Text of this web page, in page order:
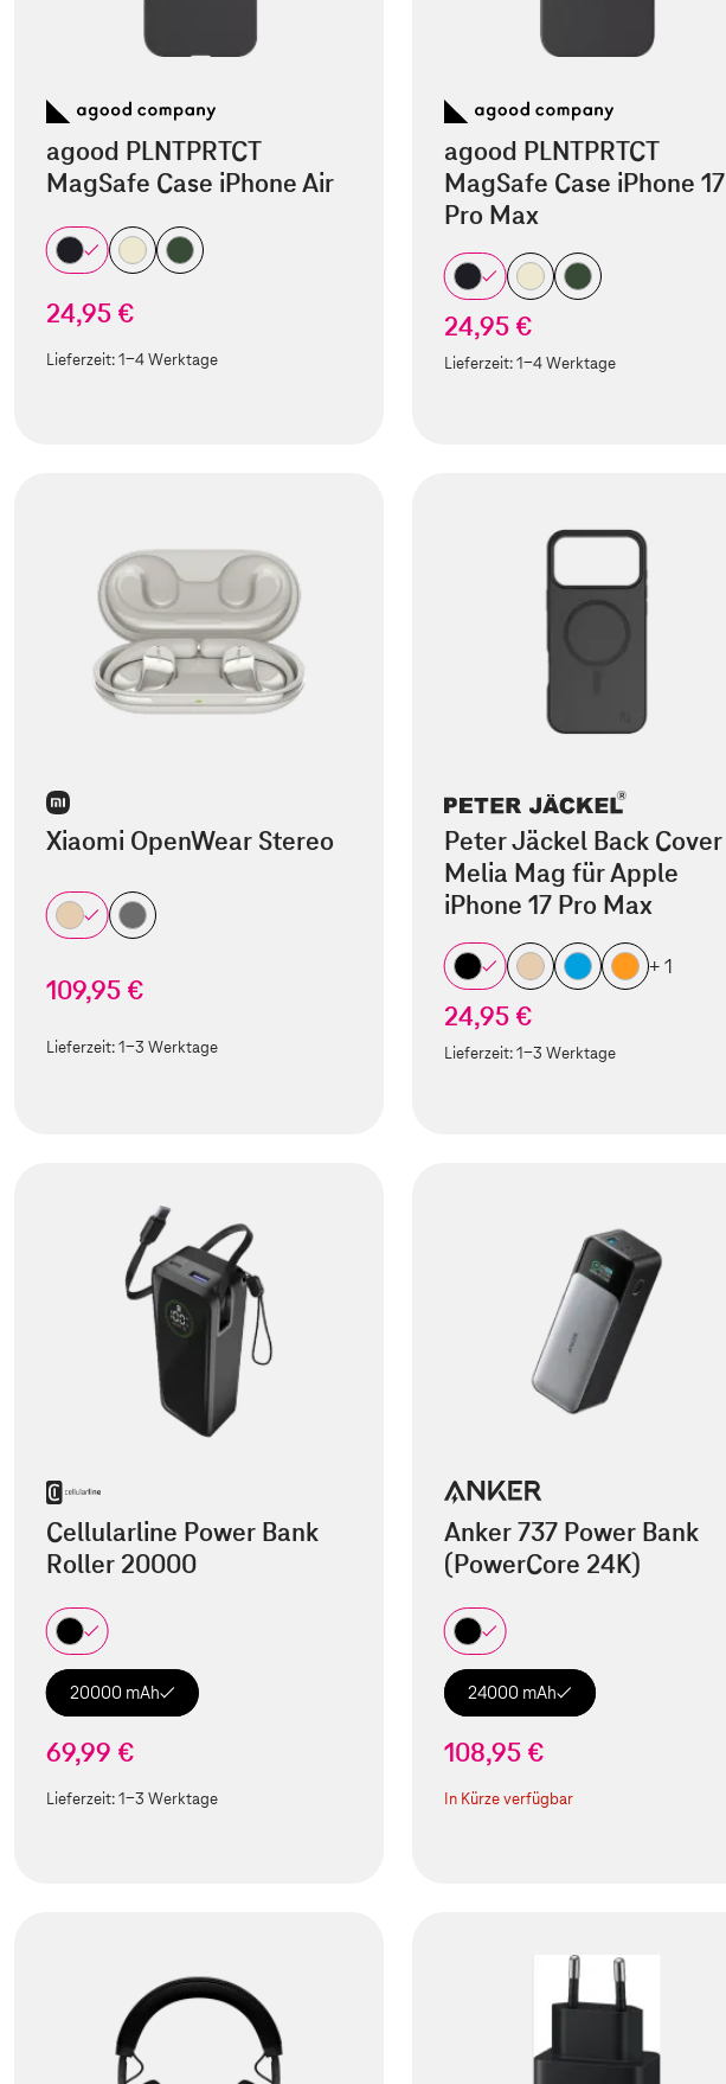
agood PLNTPRTCT
MagSafe Case iPhone Air
24,95 €
Lieferzeit:1-4 Werktage
agood PLNTPRTCT
MagSafe Case iPhone 17
Pro Max
24,95 €
Lieferzeit:1-4 Werktage
Xiaomi OpenWear Stereo
109,95 €
Lieferzeit:1-3 Werktage
Peter Jäckel Back Cover
Melia Mag für Apple
iPhone 17 Pro Max
+ 1
24,95 €
Lieferzeit:1-3 Werktage
Cellularline Power Bank
Roller 20000
20000 mAh
69,99 €
Lieferzeit:1-3 Werktage
Anker 737 Power Bank
(PowerCore 24K)
24000 mAh
108,95 €
In Kürze verfügbar